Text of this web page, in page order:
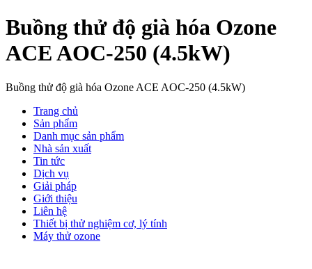
Buồng thử độ già hóa Ozone
ACE AOC-250 (4.5kW)
Buồng thử độ già hóa Ozone ACE AOC-250 (4.5kW)
Trang chủ
Sản phẩm
Danh mục sản phẩm
Nhà sản xuất
Tin tức
Dịch vụ
Giải pháp
Giới thiệu
Liên hệ
Thiết bị thử nghiệm cơ, lý tính
Máy thử ozone